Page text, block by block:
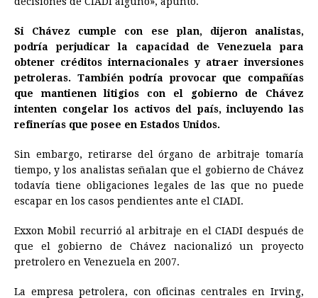
Si Chávez cumple con ese plan, dijeron analistas,
podría perjudicar la capacidad de Venezuela para
obtener créditos internacionales y atraer inversiones
petroleras. También podría provocar que compañías
que mantienen litigios con el gobierno de Chávez
intenten congelar los activos del país, incluyendo las
refinerías que posee en Estados Unidos.
Sin embargo, retirarse del órgano de arbitraje tomaría
tiempo, y los analistas señalan que el gobierno de Chávez
todavía tiene obligaciones legales de las que no puede
escapar en los casos pendientes ante el CIADI.
Exxon Mobil recurrió al arbitraje en el CIADI después de
que el gobierno de Chávez nacionalizó un proyecto
pretrolero en Venezuela en 2007.
La empresa petrolera, con oficinas centrales en Irving,